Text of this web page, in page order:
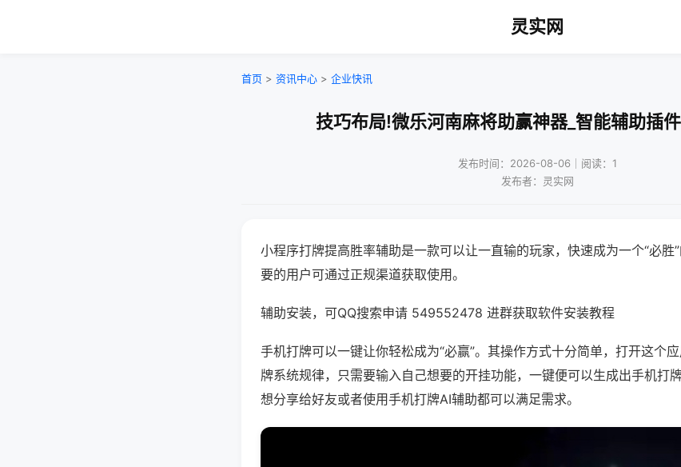
灵实网
首页 > 资讯中心 > 企业快讯
技巧布局!微乐河南麻将助赢神器_智能辅助插
发布时间：2026-08-06｜阅读：1
发布者：灵实网
小程序打牌提高胜率辅助是一款可以让一直输的玩家，快速成为一个“必胜
要的用户可通过正规渠道获取使用。
辅助安装，可QQ搜索申请 549552478 进群获取软件安装教程
手机打牌可以一键让你轻松成为“必赢”。其操作方式十分简单，打开这个
牌系统规律，只需要输入自己想要的开挂功能，一键便可以生成出手机打
想分享给好友或者使用手机打牌AI辅助都可以满足需求。